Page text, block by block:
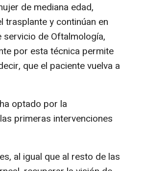
de mediana edad,
trasplante y continúan en
de Oftalmología,
por esta técnica permite
que el paciente vuelva a
optado por la
primeras intervenciones
al igual que al resto de las